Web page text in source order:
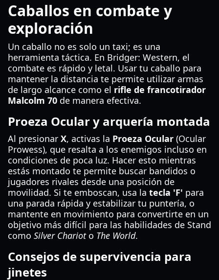
Caballos en combate y
exploración
Un caballo no es solo un taxi; es una
herramienta táctica. En Bridger: Western, el
combate es rápido y letal. Usar tu caballo para
mantener la distancia te permite utilizar armas
de largo alcance como el rifle de francotirador
Malcolm 70 de manera efectiva.
Proeza Ocular y arquería montada
Al presionar X, activas la Proeza Ocular (Ocular
Prowess), que resalta a los enemigos incluso en
condiciones de poca luz. Hacer esto mientras
estás montado te permite buscar bandidos o
jugadores rivales desde una posición de
movilidad. Si te emboscan, usa la tecla 'F' para
una parada rápida y estabilizar tu puntería, o
mantente en movimiento para convertirte en un
objetivo más difícil para las habilidades de Stand
como Silver Charioto The World.
Consejos de supervivencia para
jinetes